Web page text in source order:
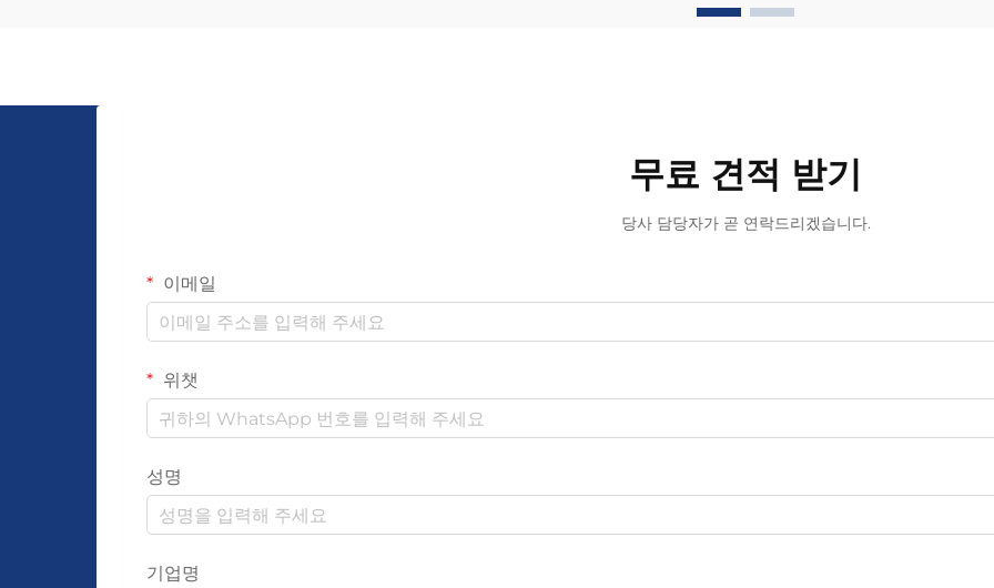
무료 견적 받기
당사 담당자가 곧 연락드리겠습니다.
이메일
위챗
성명
기업명